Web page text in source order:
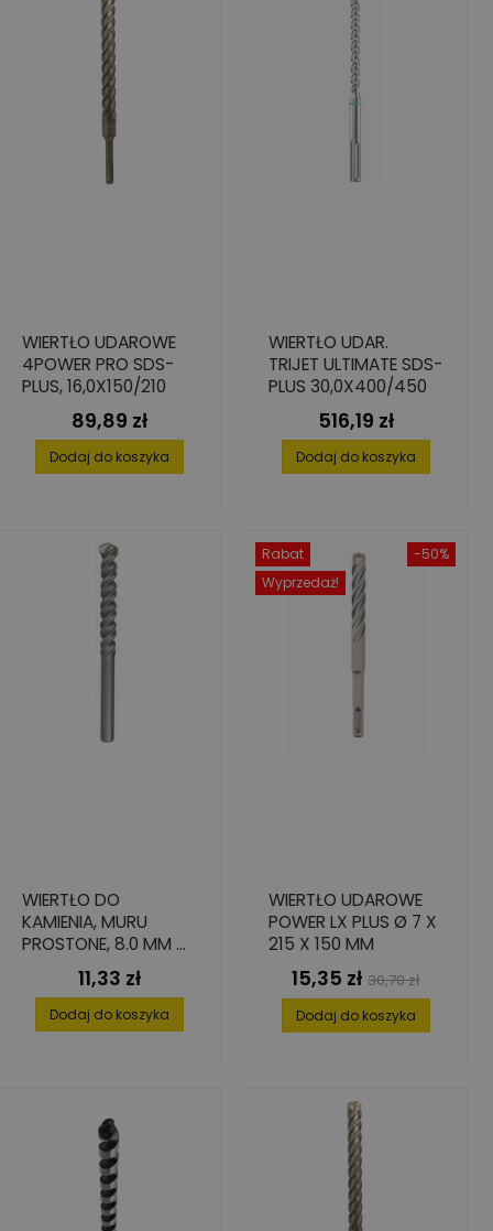
WIERTŁO UDAROWE
4POWER PRO SDS-
PLUS, 16,0X150/210
Cena
89,89 zł
Dodaj do koszyka
WIERTŁO UDAR.
TRIJET ULTIMATE SDS-
PLUS 30,0X400/450
Cena
516,19 zł
Dodaj do koszyka
WIERTŁO DO
KAMIENIA, MURU
PROSTONE, 8.0 MM X
110 MM X 150 MM
Cena
11,33 zł
Dodaj do koszyka
-50%
Rabat
Wyprzedaż!
WIERTŁO UDAROWE
POWER LX PLUS Ø 7 X
215 X 150 MM
Cena
15,35 zł Cena
podstawowa
30,70 zł
Dodaj do koszyka